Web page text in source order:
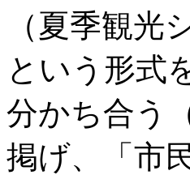
（夏季観
という形式
分かち合う
掲げ、「市